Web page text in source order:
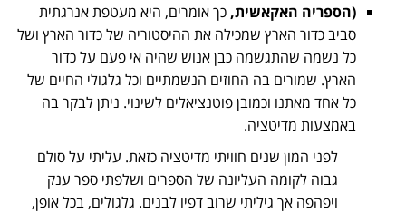
(הספריה האקאשית, כך אומרים, היא מעטפת אנרגתית
סביב כדור הארץ שמכילה את ההיסטוריה של כדור הארץ ושל
כל נשמה שהתגשמה כבן אנוש שהיה אי פעם על כדור
הארץ. שמורים בה החוזים הנשמתיים וכל גלגולי החיים של
כל אחד מאתנו וכמובן פוטנציאלים לשינוי. ניתן לבקר בה
באמצעות מדיטציה.
לפני המון שנים חוויתי מדיטציה כזאת. עליתי על סולם
גבוה לקומה העליונה של הספרים ושלפתי ספר ענק
ויפהפה אך גיליתי שרוב דפיו לבנים. גלגולים, בכל אופן,